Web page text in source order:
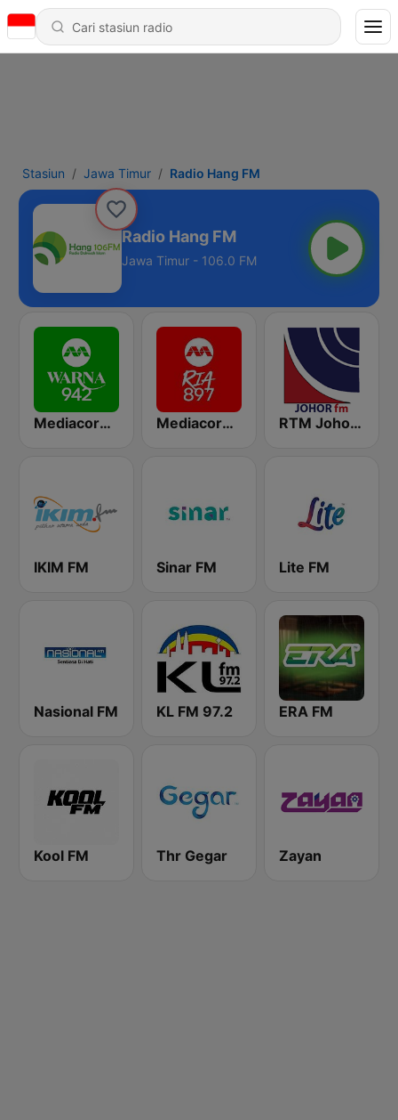
Stasiun Jawa Timur Radio Hang FM
Radio Hang FM
Jawa Timur - 106.0 FM
Mediacorp Warna 942 Mediacorp Ria 897 RTM Johor FM
IKIM FM Sinar FM Lite FM
Nasional FM KL FM 97.2 ERA FM
Kool FM Thr Gegar Zayan